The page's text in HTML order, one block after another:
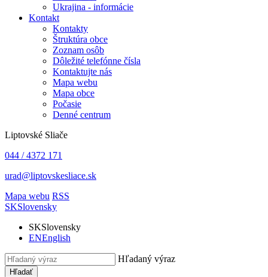
Ukrajina - informácie
Kontakt
Kontakty
Štruktúra obce
Zoznam osôb
Dôležité telefónne čísla
Kontaktujte nás
Mapa webu
Mapa obce
Počasie
Denné centrum
Liptovské Sliače
044 / 4372 171
urad@liptovskesliace.sk
Mapa webu RSS
SKSlovensky
SKSlovensky
ENEnglish
Hľadaný výraz
Hľadať